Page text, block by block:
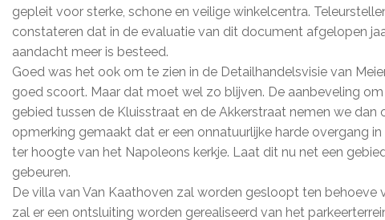
gepleit voor sterke, schone en veilige winkelcentra.
constateren dat in de evaluatie van dit document afgelopen
aandacht meer is besteed.
Goed was het ook om te zien in de Detailhandelsvisie van
goed scoort. Maar dat moet wel zo blijven. De aanbeveling
gebied tussen de Kluisstraat en de Akkerstraat nemen we
opmerking gemaakt dat er een onnatuurlijke harde overgang
ter hoogte van het Napoleons kerkje. Laat dit nu net een
gebeuren.
De villa van Van Kaathoven zal worden gesloopt ten behoeve
zal er een ontsluiting worden gerealiseerd van het